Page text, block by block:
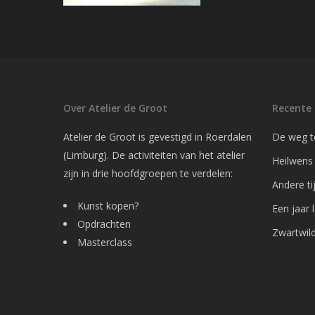
Over Atelier de Groot
Atelier de Groot is gevestigd in Roerdalen
(Limburg). De activiteiten van het atelier
zijn in drie hoofdgroepen te verdelen:
Kunst kopen?
Opdrachten
Masterclass
De weg
Andere
Een jaar